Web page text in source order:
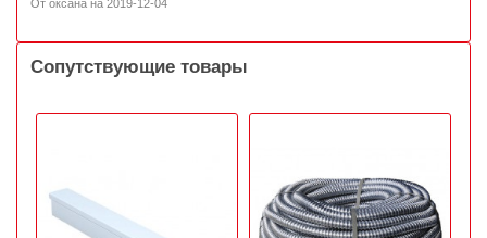
От оксана на 2019-12-04
Сопутствующие товары